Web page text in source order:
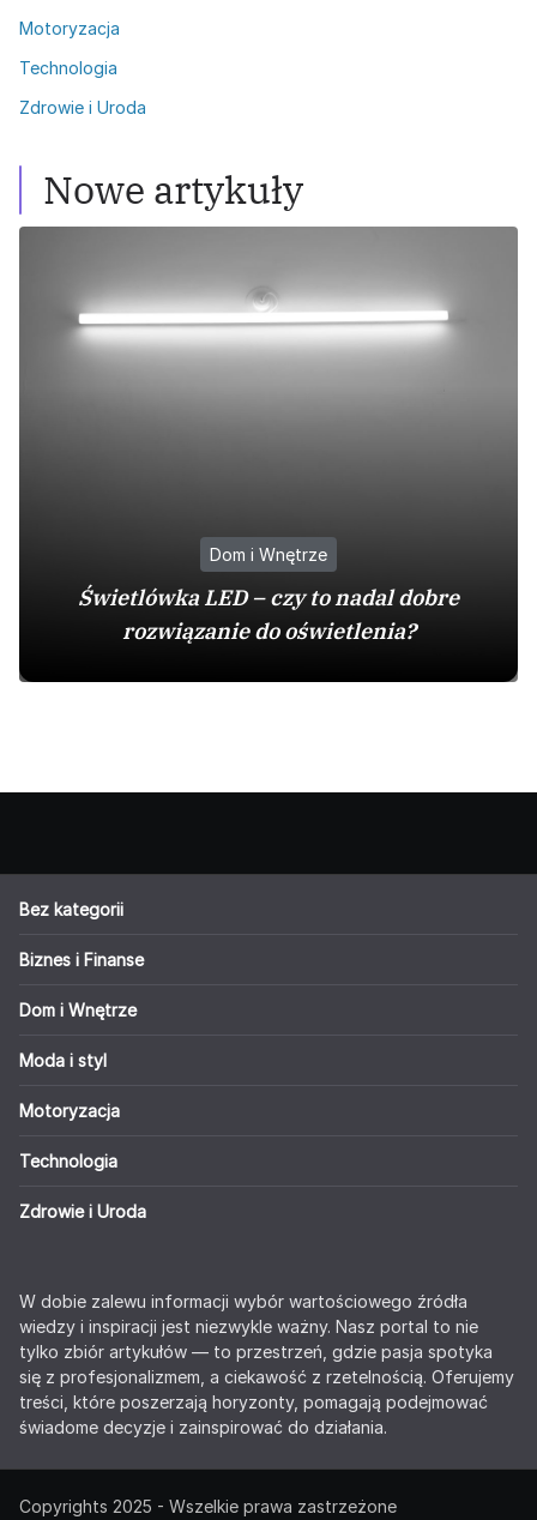
Motoryzacja
Technologia
Zdrowie i Uroda
Nowe artykuły
Dom i Wnętrze
Świetlówka LED – czy to nadal dobre
rozwiązanie do oświetlenia?
Bez kategorii
Biznes i Finanse
Dom i Wnętrze
Moda i styl
Motoryzacja
Technologia
Zdrowie i Uroda
W dobie zalewu informacji wybór wartościowego źródła
wiedzy i inspiracji jest niezwykle ważny. Nasz portal to nie
tylko zbiór artykułów — to przestrzeń, gdzie pasja spotyka
się z profesjonalizmem, a ciekawość z rzetelnością. Oferujemy
treści, które poszerzają horyzonty, pomagają podejmować
świadome decyzje i zainspirować do działania.
Copyrights 2025 - Wszelkie prawa zastrzeżone